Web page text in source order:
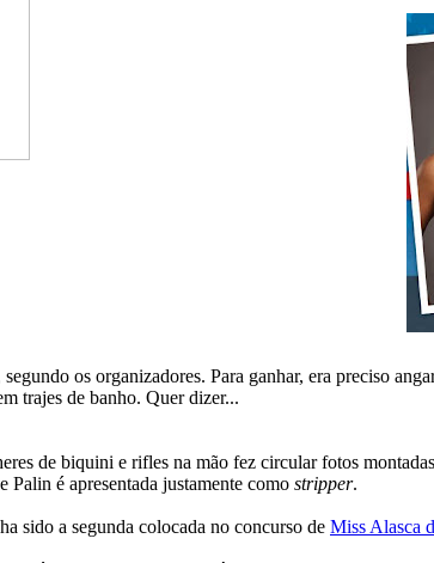
os organizadores. Para ganhar, era preciso
trajes de banho. Quer dizer...
de biquini e rifles na mão fez circular fotos
Palin é apresentada justamente como stripper.
sido a segunda colocada no concurso de Miss Alasca